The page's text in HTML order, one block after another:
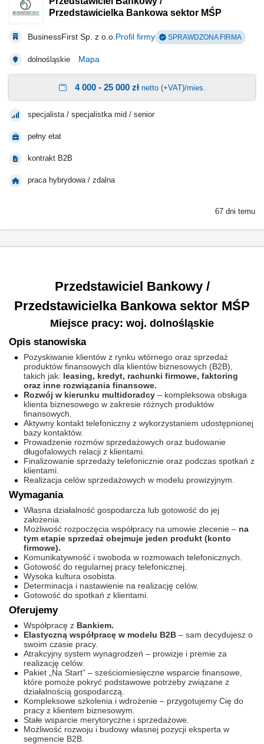
Przedstawicielka Bankowa sektor MŚP
BusinessFirst Sp. z o.o. Profil firmy SPRAWDZONA FIRMA
dolnośląskie Mapa
4 000 - 25 000 złnetto (+VAT)/mies.
specjalista / specjalistka mid / senior
pełny etat
kontrakt B2B
praca hybrydowa / zdalna
67 dni temu
Przedstawiciel Bankowy /
Przedstawicielka Bankowa sektor MŚP
Miejsce pracy: woj. dolnośląskie
Opis stanowiska
Pozyskiwanie klientów z rynku wtórnego oraz sprzedaż
produktów finansowych dla klientów biznesowych (B2B),
takich jak: leasing, kredyt, rachunki firmowe, faktoring
oraz inne rozwiązania finansowe.
Rozwój w kierunku multidoradcy – kompleksowa obsługa
klienta biznesowego w zakresie różnych produktów
finansowych.
Aktywny kontakt telefoniczny z wykorzystaniem udostępnionej
bazy kontaktów.
Prowadzenie rozmów sprzedażowych oraz budowanie
długofalowych relacji z klientami.
Finalizowanie sprzedaży telefonicznie oraz podczas spotkań z
klientami.
Realizacja celów sprzedażowych w modelu prowizyjnym.
Wymagania
Własna działalność gospodarcza lub gotowość do jej
założenia.
Możliwość rozpoczęcia współpracy na umowie zlecenie – na
tym etapie sprzedaż obejmuje jeden produkt (konto
firmowe).
Komunikatywność i swoboda w rozmowach telefonicznych.
Gotowość do regularnej pracy telefonicznej.
Wysoka kultura osobista.
Determinacja i nastawienie na realizację celów.
Gotowość do spotkań z klientami.
Oferujemy
Współpracę z Bankiem.
Elastyczną współpracę w modelu B2B – sam decydujesz o
swoim czasie pracy.
Atrakcyjny system wynagrodzeń – prowizje i premie za
realizację celów.
Pakiet „Na Start” – sześciomiesięczne wsparcie finansowe,
które pomoże pokryć podstawowe potrzeby związane z
działalnością gospodarczą.
Kompleksowe szkolenia i wdrożenie – przygotujemy Cię do
pracy z klientem biznesowym.
Stałe wsparcie merytoryczne i sprzedażowe.
Możliwość rozwoju i budowy własnej pozycji eksperta w
segmencie B2B.